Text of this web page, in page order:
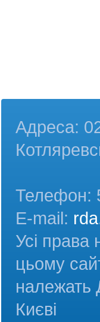
Адреса:
Телефон:
E-mail:
Усі права
цьому
належать
Києві